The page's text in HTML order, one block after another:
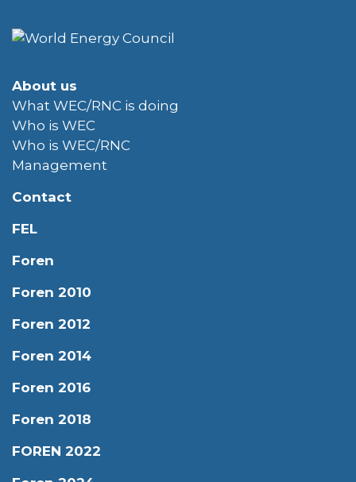
About us
What WEC/RNC is doing
Who is WEC
Who is WEC/RNC
Management
Contact
FEL
Foren
Foren 2010
Foren 2012
Foren 2014
Foren 2016
Foren 2018
FOREN 2022